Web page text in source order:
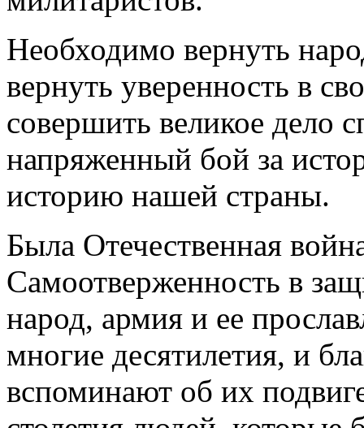
Необходимо вернуть
вернуть уверенность в
совершить великое дело
напряженный бой за
историю нашей страны.
Была Отечественная
Самоотверженность в
народ, армия и ее
многие десятилетия, и
вспоминают об их